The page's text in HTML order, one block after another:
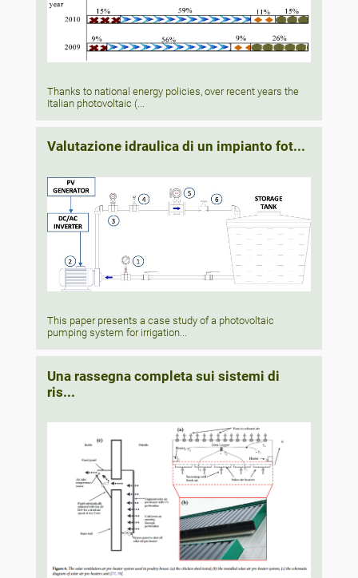
Thanks to national energy policies, over recent years the
Italian photovoltaic (...
Valutazione idraulica di un impianto fot...
This paper presents a case study of a photovoltaic
pumping system for irrigation...
Una rassegna completa sui sistemi di
ris...